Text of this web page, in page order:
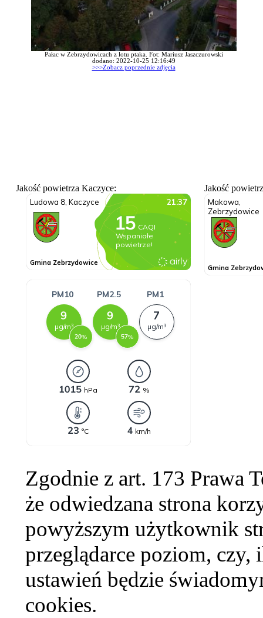
Pałac w Zebrzydowicach z lotu ptaka. Fot: Mariusz Jaszczurowski
dodano: 2022-10-25 12:16:49
>>>Zobacz poprzednie zdjęcia
Jakość powietrza Kaczyce: Jakość
Zgodnie z art. 173 Prawa
że odwiedzana strona
powyższym użytkownik
przeglądarce poziom,
ustawień będzie
cookies.